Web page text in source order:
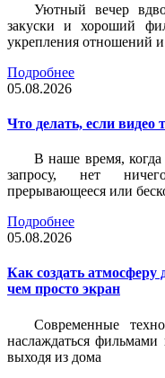
Уютный вечер
закуски и хороший
укрепления отношений
Подробнее
05.08.2026
Что делать, если видео
В наше время, когда
запросу, нет
прерывающееся или
Подробнее
05.08.2026
Как создать
чем просто экран
Современные
наслаждаться
выходя из дома